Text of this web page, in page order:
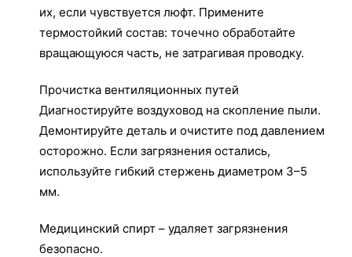
их, если чувствуется люфт. Примените
термостойкий состав: точечно обработайте
вращающуюся часть, не затрагивая проводку.
Прочистка вентиляционных путей
Диагностируйте воздуховод на скопление пыли.
Демонтируйте деталь и очистите под давлением
осторожно. Если загрязнения остались,
используйте гибкий стержень диаметром 3–5
мм.
Медицинский спирт – удаляет загрязнения
безопасно.